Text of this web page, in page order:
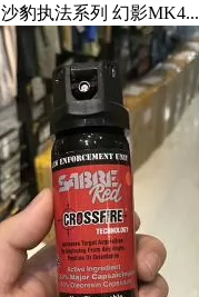
沙豹执法系列 幻影MK4...